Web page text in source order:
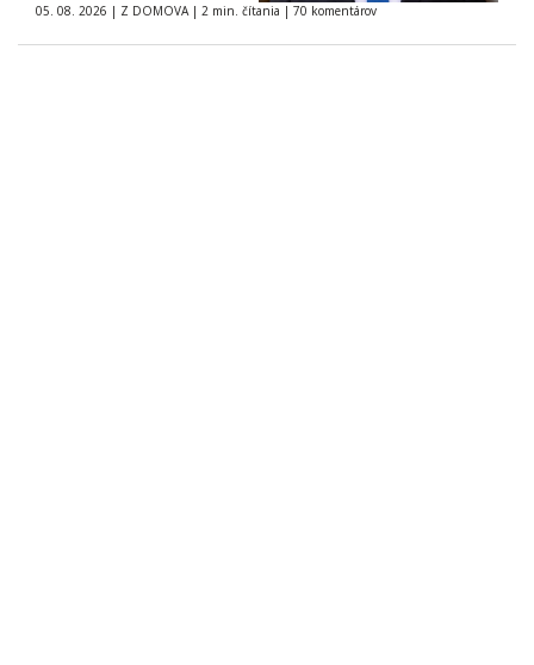
05. 08. 2026 | Z DOMOVA | 2 min. čítania | 70 komentárov